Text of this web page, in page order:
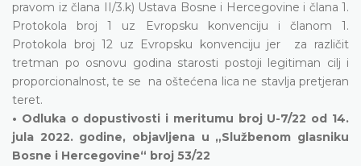
pravom iz člana II/3.k) Ustava Bosne i Hercegovine i člana 1.
Protokola broj 1 uz Evropsku konvenciju i članom 1.
Protokola broj 12 uz Evropsku konvenciju jer za različit
tretman po osnovu godina starosti postoji legitiman cilj i
proporcionalnost, te se na oštećena lica ne stavlja pretjeran
teret.
• Odluka o dopustivosti i meritumu broj U-7/22 od 14.
jula 2022. godine, objavljena u „Službenom glasniku
Bosne i Hercegovine“ broj 53/22